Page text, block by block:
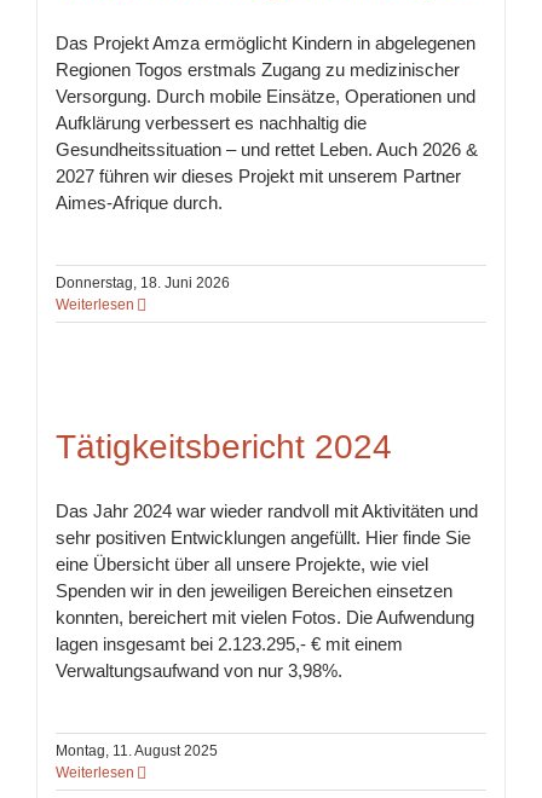
Das Projekt Amza ermöglicht Kindern in abgelegenen
Regionen Togos erstmals Zugang zu medizinischer
Versorgung. Durch mobile Einsätze, Operationen und
Aufklärung verbessert es nachhaltig die
Gesundheitssituation – und rettet Leben. Auch 2026 &
2027 führen wir dieses Projekt mit unserem Partner
Aimes-Afrique durch.
Donnerstag, 18. Juni 2026
Weiterlesen
Tätigkeitsbericht 2024
Das Jahr 2024 war wieder randvoll mit Aktivitäten und
sehr positiven Entwicklungen angefüllt. Hier finde Sie
eine Übersicht über all unsere Projekte, wie viel
Spenden wir in den jeweiligen Bereichen einsetzen
konnten, bereichert mit vielen Fotos. Die Aufwendung
lagen insgesamt bei 2.123.295,- € mit einem
Verwaltungsaufwand von nur 3,98%.
Montag, 11. August 2025
Weiterlesen